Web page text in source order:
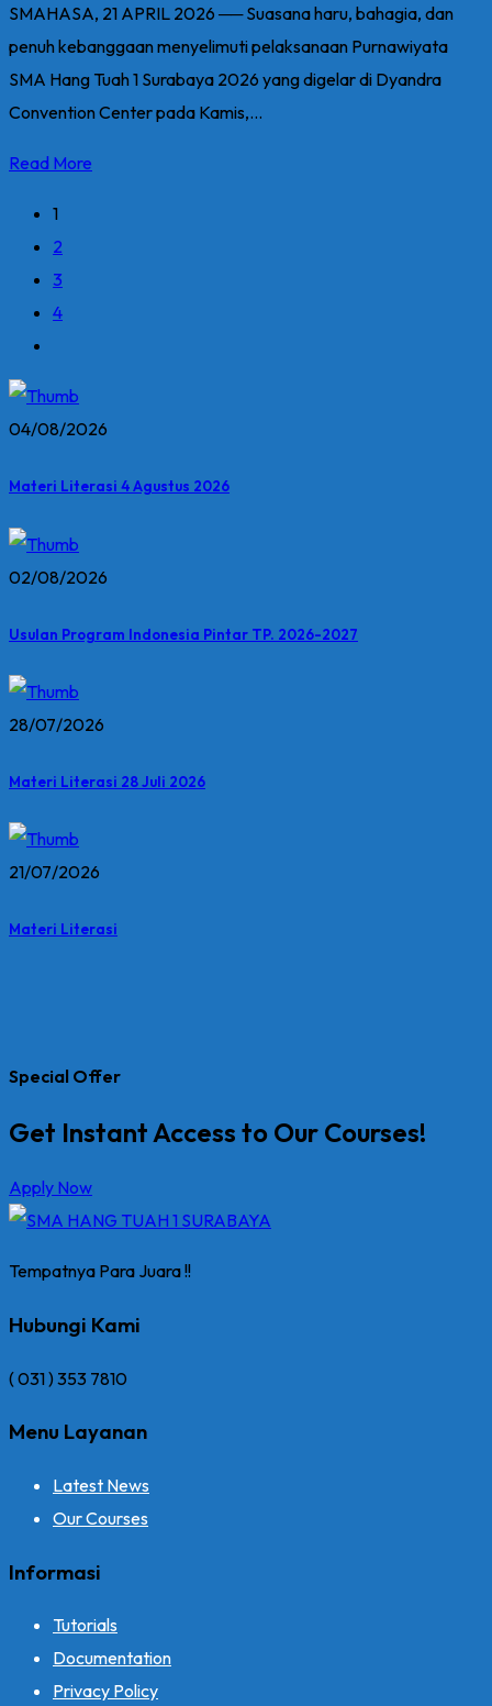
SMAHASA, 21 APRIL 2026 ── Suasana haru, bahagia, dan
penuh kebanggaan menyelimuti pelaksanaan Purnawiyata
SMA Hang Tuah 1 Surabaya 2026 yang digelar di Dyandra
Convention Center pada Kamis,...
Read More
1
2
3
4
04/08/2026
Materi Literasi 4 Agustus 2026
02/08/2026
Usulan Program Indonesia Pintar TP. 2026-2027
28/07/2026
Materi Literasi 28 Juli 2026
21/07/2026
Materi Literasi
Special Offer
Get Instant Access to Our Courses!
Apply Now
Tempatnya Para Juara !!
Hubungi Kami
( 031 ) 353 7810
Menu Layanan
Latest News
Our Courses
Informasi
Tutorials
Documentation
Privacy Policy